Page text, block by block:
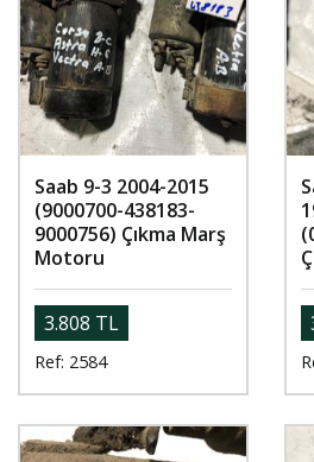
Saab 9-3 2004-2015
(9000700-438183-
9000756) Çıkma Marş
Motoru
3.808 TL
Ref: 2584